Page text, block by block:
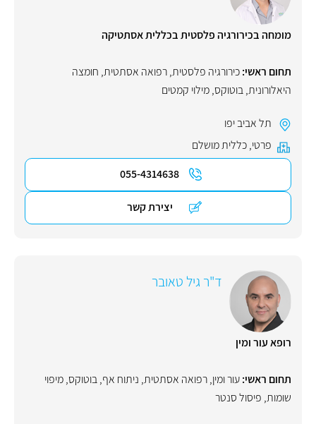
מומחה בכירורגיה פלסטית בכללית אסתטיקה
תחום ראשי:כירורגיה פלסטית,רפואה אסתטית, חומצה
היאלורונית,בוטוקס,מילוי קמטים
תל אביב יפו
פרטי,כללית מושלם
055-4314638
יצירת קשר
ד"ר גיל טאובר
רופא עור ומין
תחום ראשי:עור ומין,רפואה אסתטית, ניתוח אף,בוטוקס,מיפוי
שומות, פיסול סנטר